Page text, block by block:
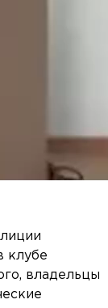
клубе
владельцы